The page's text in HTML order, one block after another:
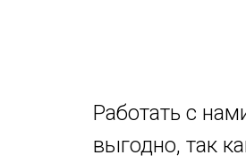
Работать с
выгодно, так